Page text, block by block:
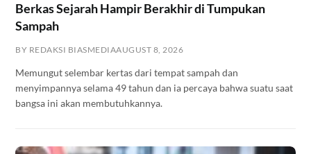
Berkas Sejarah Hampir Berakhir di Tumpukan
Sampah
BY REDAKSI BIASMEDIAAUGUST 8, 2026
Memungut selembar kertas dari tempat sampah dan
menyimpannya selama 49 tahun dan ia percaya bahwa suatu saat
bangsa ini akan membutuhkannya.